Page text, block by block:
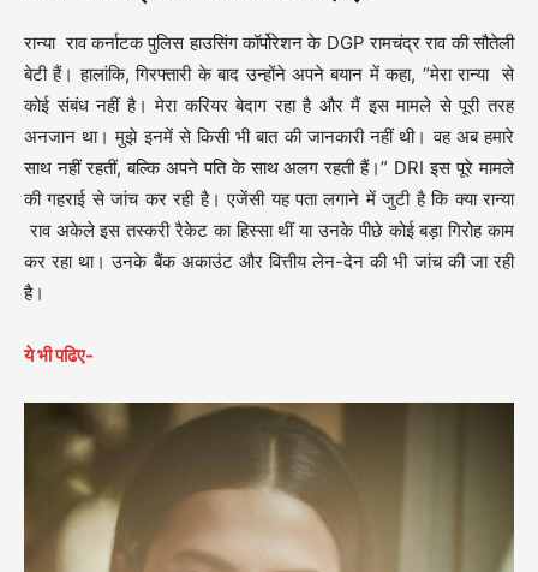
रान्या राव कर्नाटक पुलिस हाउसिंग कॉर्पोरेशन के DGP रामचंद्र राव की सौतेली
बेटी हैं। हालांकि, गिरफ्तारी के बाद उन्होंने अपने बयान में कहा, “मेरा रान्या से
कोई संबंध नहीं है। मेरा करियर बेदाग रहा है और मैं इस मामले से पूरी तरह
अनजान था। मुझे इनमें से किसी भी बात की जानकारी नहीं थी। वह अब हमारे
साथ नहीं रहतीं, बल्कि अपने पति के साथ अलग रहती हैं।” DRI इस पूरे मामले
की गहराई से जांच कर रही है। एजेंसी यह पता लगाने में जुटी है कि क्या रान्या
राव अकेले इस तस्करी रैकेट का हिस्सा थीं या उनके पीछे कोई बड़ा गिरोह काम
कर रहा था। उनके बैंक अकाउंट और वित्तीय लेन-देन की भी जांच की जा रही
है।
ये भी पढिए-